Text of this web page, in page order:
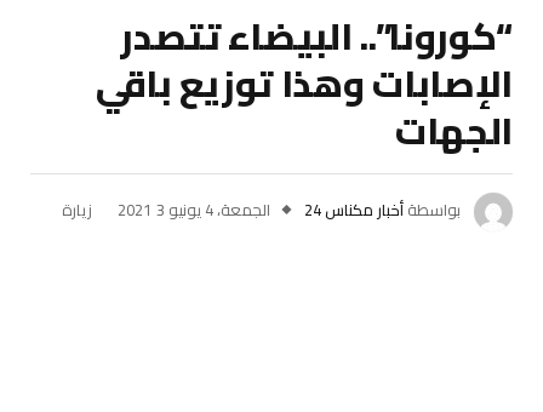
“كورونا”.. البيضاء تتصدر
الإصابات وهذا توزيع باقي
الجهات
بواسطةأخبار مكناس 24 الجمعة، 4 يونيو 2021 3 زيارة